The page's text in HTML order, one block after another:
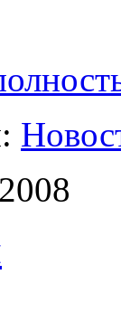
2008